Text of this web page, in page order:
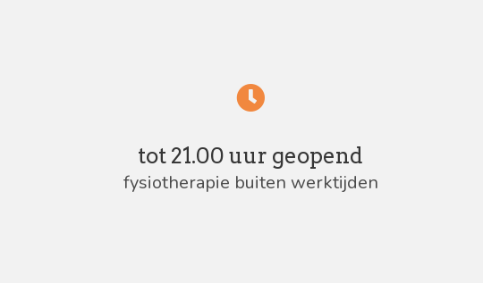
tot 21.00 uur geopend
fysiotherapie buiten werktijden